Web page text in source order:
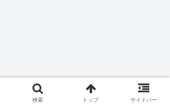
検索 トップ サイドバー